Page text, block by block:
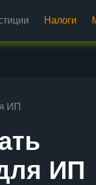
Налоги
ИП
ИП